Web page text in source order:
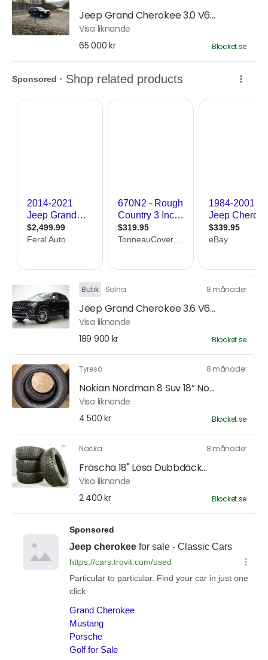
Jeep Grand Cherokee 3.0 V6...
Visa liknande
65 000 kr
Blocket.se
Butik Solna 8 månader
Jeep Grand Cherokee 3.6 V6...
Visa liknande
189 900 kr
Blocket.se
Tyresö 8 månader
Nokian Nordman 8 Suv 18” No...
Visa liknande
4 500 kr
Blocket.se
Nacka 8 månader
Fräscha 18" Lösa Dubbdäck...
Visa liknande
2 400 kr
Blocket.se